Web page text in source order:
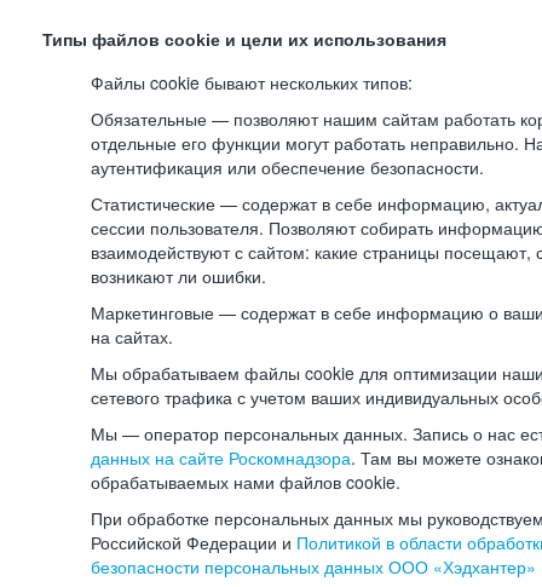
Типы файлов cookie и цели их использования
Файлы cookie бывают нескольких типов:
Обязательные — позволяют нашим сайтам работать
отдельные его функции могут работать неправильно.
аутентификация или обеспечение безопасности.
Статистические — содержат в себе информацию,
сессии пользователя. Позволяют собирать
взаимодействуют с сайтом: какие страницы посещают,
возникают ли ошибки.
Маркетинговые — содержат в себе информацию о
на сайтах.
Мы обрабатываем файлы cookie для оптимизации
сетевого трафика с учетом ваших индивидуальных
Мы — оператор персональных данных. Запись о нас
данных на сайте Роскомнадзора. Там вы можете
обрабатываемых нами файлов cookie.
При обработке персональных данных мы
Российской Федерации и Политикой в области
безопасности персональных данных ООО «Хэдхантер»